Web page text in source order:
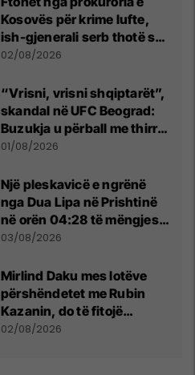
Kosovës për krime lufte,
ish-gjenerali serb thotë se
dikush e tradhtoi në
02/08/2026
“Vrisni, vrisni shqiptarët”,
skandal në UFC Beograd:
Buzukja u përball me thirrje
anti-shqiptare nga
01/08/2026
Një pleskavicë e ngrënë
nga Dua Lipa në Prishtinë
në orën 04:28 të mëngjesit
- dhe bota digjitale serbe
03/08/2026
Mirlind Daku mes lotëve
përshëndetet me Rubin
Kazanin, do të fitojë
miliona te Spartak Moska
02/08/2026